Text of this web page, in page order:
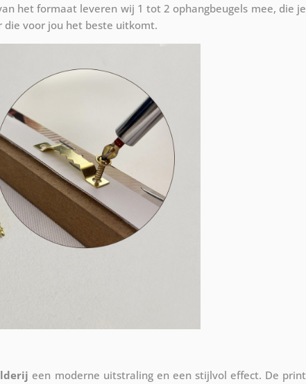
het formaat leveren wij 1 tot 2 ophangbeugels mee, die je
die voor jou het beste uitkomt.
een moderne uitstraling en een stijlvol effect. De print